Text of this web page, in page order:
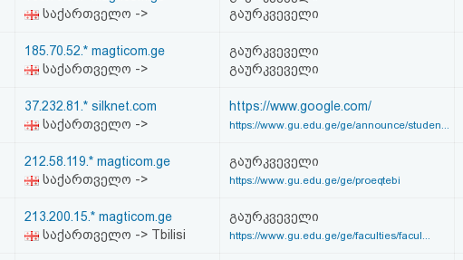
საქართველო ->
გაურკვეველი
185.70.52.* magticom.ge
საქართველო ->
გაურკვეველი
გაურკვეველი
37.232.81.* silknet.com
საქართველო ->
https://www.google.com/
https://www.gu.edu.ge/ge/announce/studen...
212.58.119.* magticom.ge
საქართველო ->
გაურკვეველი
https://www.gu.edu.ge/ge/proeqtebi
213.200.15.* magticom.ge
საქართველო -> Tbilisi
გაურკვეველი
https://www.gu.edu.ge/ge/faculties/facul...